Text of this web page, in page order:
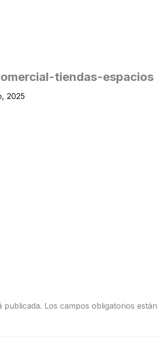
tiendas-espacios
2025
publicada. Los campos obligatorios